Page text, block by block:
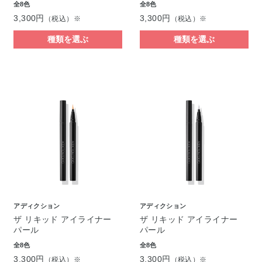
全8色
3,300円 （税込）※
種類を選ぶ
全8色
3,300円 （税込）※
種類を選ぶ
アディクション
ザ リキッド アイライナー
パール
全8色
3,300円 （税込）※
アディクション
ザ リキッド アイライナー
パール
全8色
3,300円 （税込）※